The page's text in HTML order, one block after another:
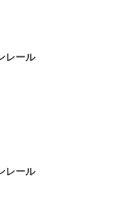
レール
レール